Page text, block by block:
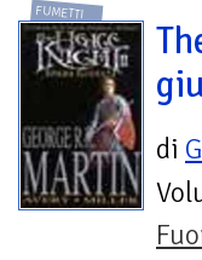
FUMETTI
di